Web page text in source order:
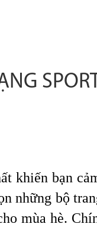
khiến bạn
những bộ
mùa hè.